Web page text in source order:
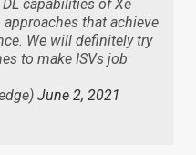
capabilities of Xe
that achieve
We will definitely try
to make ISVs job
June 2, 2021